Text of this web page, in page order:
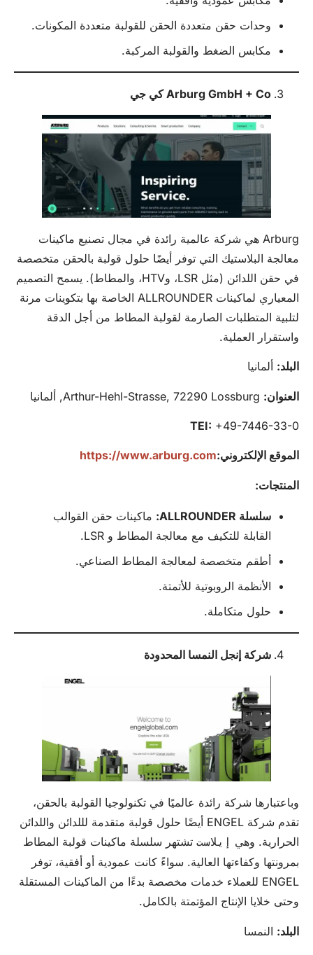
وحدات حقن متعددة الحقن للقولبة متعددة المكونات.
مكابس الضغط والقولبة المركبة.
Arburg GmbH + Co كي جي
Arburg هي شركة عالمية رائدة في مجال تصنيع ماكينات
معالجة البلاستيك التي توفر أيضًا حلول قولبة بالحقن متخصصة
في حقن اللدائن (مثل LSR، وHTV، والمطاط). يسمح التصميم
المعياري لماكينات ALLROUNDER الخاصة بها بتكوينات مرنة
لتلبية المتطلبات الصارمة لقولبة المطاط من أجل الدقة
واستقرار العملية.
البلد: ألمانيا
العنوان:
TEI: +49-7446-33-0
الموقع الإلكتروني:https://www.arburg.com
المنتجات:
سلسلة ALLROUNDER:
ماكينات حقن القوالب
القابلة للتكيف مع معالجة المطاط و LSR.
أطقم متخصصة لمعالجة المطاط الصناعي.
الأنظمة الروبوتية للأتمتة.
حلول متكاملة.
شركة إنجل النمسا المحدودة
وباعتبارها شركة رائدة عالميًا في تكنولوجيا القولبة بالحقن،
تقدم شركة ENGEL أيضًا حلول قولبة متقدمة لللدائن واللدائن
الحرارية. وهي
إيلاست تشتهر سلسلة ماكينات قولبة المطاط
بمرونتها وكفاءتها العالية. سواءً كانت عمودية أو أفقية، توفر
ENGEL للعملاء خدمات مخصصة بدءًا من الماكينات المستقلة
وحتى خلايا الإنتاج المؤتمتة بالكامل.
البلد: النمسا